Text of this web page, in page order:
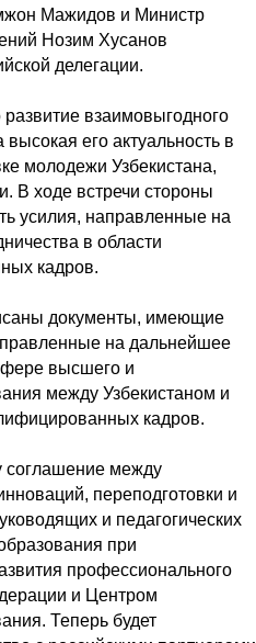
Мажидов и Министр
Нозим Хусанов
делегации.
взаимовыгодного
высокая его актуальность в
молодежи Узбекистана,
В ходе встречи стороны
усилия, направленные на
в области
кадров.
документы, имеющие
на дальнейшее
высшего и
между Узбекистаном и
кадров.
соглашение между
переподготовки и
и педагогических
при
профессионального
и Центром
Теперь будет